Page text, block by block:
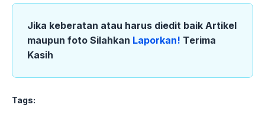
Jika keberatan atau harus diedit baik Artikel
maupun foto Silahkan Laporkan! Terima
Kasih
Tags: